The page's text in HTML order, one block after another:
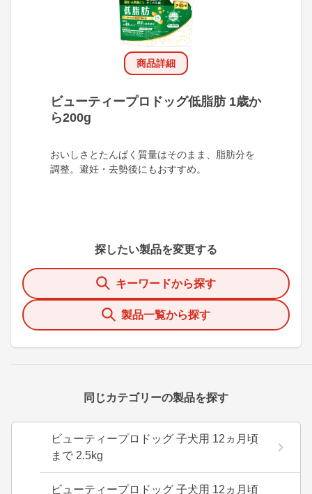
商品詳細
ビューティープロドッグ低脂肪 1歳か
ら200g
おいしさとたんぱく質量はそのまま、脂肪分を
調整。避妊・去勢後にもおすすめ。
探したい製品を変更する
キーワードから探す
製品一覧から探す
同じカテゴリーの製品を探す
ビューティープロドッグ 子犬用 12ヵ月頃
まで 2.5kg
ビューティープロドッグ 子犬用 12ヵ月頃